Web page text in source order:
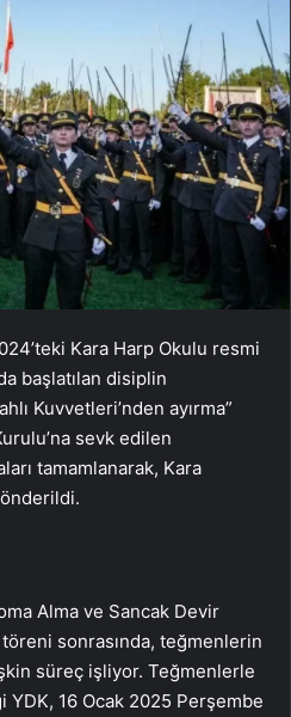
Kara Harp Okulu resmi
başlatılan disiplin
Kuvvetleri’nden ayırma”
sevk edilen
tamamlanarak, Kara
Alma ve Sancak Devir
sonrasında, teğmenlerin
süreç işliyor. Teğmenlerle
16 Ocak 2025 Perşembe